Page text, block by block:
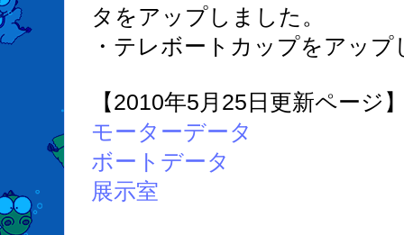
タをアップしました。
・テレボートカップをアップ
【2010年5月25日更新ページ
モーターデータ
ボートデータ
展示室